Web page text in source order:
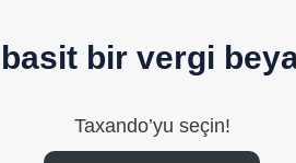
bir vergi
Taxando’yu seçin!